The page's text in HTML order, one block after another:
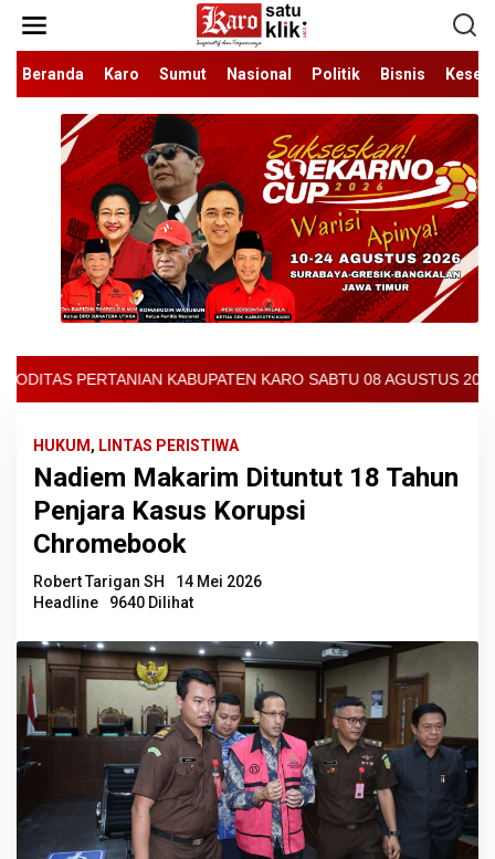
konten
Beranda
Karo Sumut Nasional Politik Bisnis
KARO SABTU 08 AGUSTUS 2026 - ARCIS
HUKUM, LINTAS PERISTIWA
Nadiem Makarim Dituntut 18 Tahun
Penjara Kasus Korupsi
Chromebook
Robert Tarigan SH
14 Mei 2026
Headline
9640 Dilihat